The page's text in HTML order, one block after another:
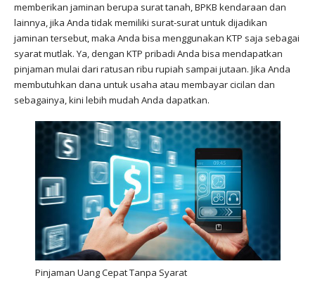
memberikan jaminan berupa surat tanah, BPKB kendaraan dan
lainnya, jika Anda tidak memiliki surat-surat untuk dijadikan
jaminan tersebut, maka Anda bisa menggunakan KTP saja sebagai
syarat mutlak. Ya, dengan KTP pribadi Anda bisa mendapatkan
pinjaman mulai dari ratusan ribu rupiah sampai jutaan. Jika Anda
membutuhkan dana untuk usaha atau membayar cicilan dan
sebagainya, kini lebih mudah Anda dapatkan.
Pinjaman Uang Cepat Tanpa Syarat